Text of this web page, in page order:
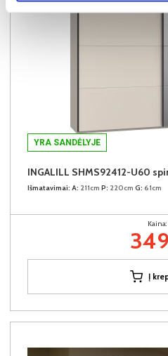
YRA SANDĖLYJE
INGALILL SHMS92412-U60
Išmatavimai: A: 211cm P: 220cm G: 61cm
Kaina:
Į